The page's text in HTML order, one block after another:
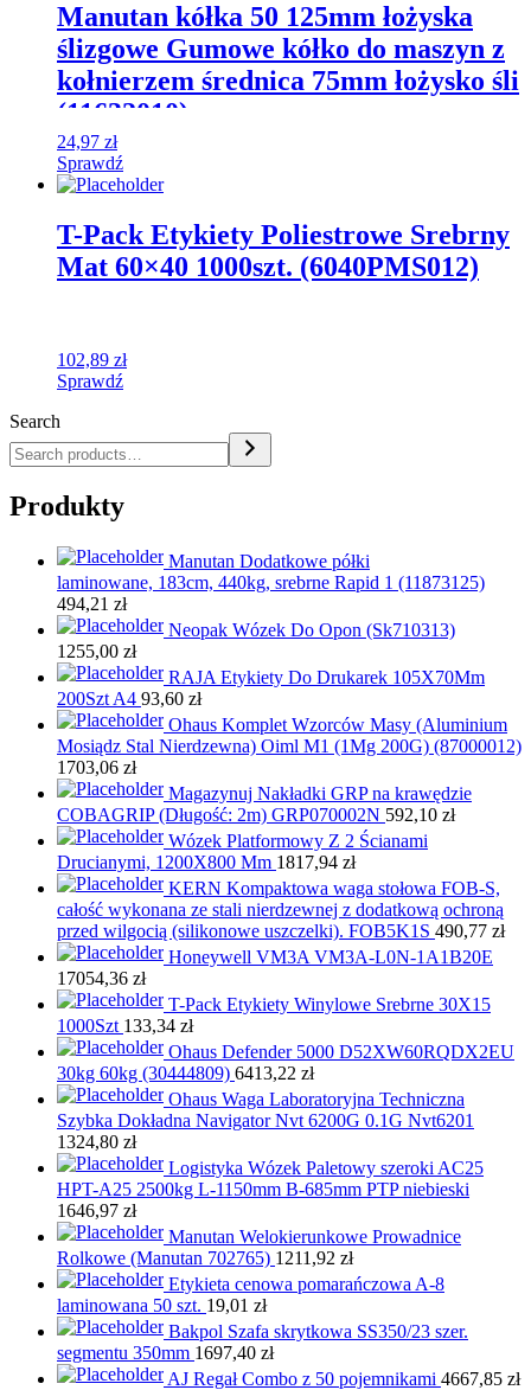
Manutan kółka 50 125mm łożyska
ślizgowe Gumowe kółko do maszyn z
kołnierzem średnica 75mm łożysko śli
(11632010)
24,97 zł
Sprawdź
T-Pack Etykiety Poliestrowe Srebrny
Mat 60×40 1000szt. (6040PMS012)
102,89 zł
Sprawdź
Search
Produkty
Manutan Dodatkowe półki
laminowane, 183cm, 440kg, srebrne Rapid 1 (11873125)
494,21 zł
Neopak Wózek Do Opon (Sk710313)
1255,00 zł
RAJA Etykiety Do Drukarek 105X70Mm
200Szt A4 93,60 zł
Ohaus Komplet Wzorców Masy (Aluminium
Mosiądz Stal Nierdzewna) Oiml M1 (1Mg 200G) (87000012)
1703,06 zł
Magazynuj Nakładki GRP na krawędzie
COBAGRIP (Długość: 2m) GRP070002N 592,10 zł
Wózek Platformowy Z 2 Ścianami
Drucianymi, 1200X800 Mm 1817,94 zł
KERN Kompaktowa waga stołowa FOB-S,
całość wykonana ze stali nierdzewnej z dodatkową ochroną
przed wilgocią (silikonowe uszczelki). FOB5K1S 490,77 zł
Honeywell VM3A VM3A-L0N-1A1B20E
17054,36 zł
T-Pack Etykiety Winylowe Srebrne 30X15
1000Szt 133,34 zł
Ohaus Defender 5000 D52XW60RQDX2EU
30kg 60kg (30444809) 6413,22 zł
Ohaus Waga Laboratoryjna Techniczna
Szybka Dokładna Navigator Nvt 6200G 0.1G Nvt6201
1324,80 zł
Logistyka Wózek Paletowy szeroki AC25
HPT-A25 2500kg L-1150mm B-685mm PTP niebieski
1646,97 zł
Manutan Welokierunkowe Prowadnice
Rolkowe (Manutan 702765) 1211,92 zł
Etykieta cenowa pomarańczowa A-8
laminowana 50 szt. 19,01 zł
Bakpol Szafa skrytkowa SS350/23 szer.
segmentu 350mm 1697,40 zł
AJ Regał Combo z 50 pojemnikami 4667,85 zł